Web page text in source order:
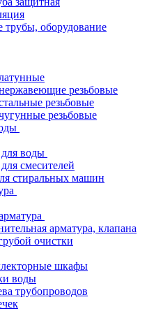
оборудование
резьбовые
резьбовые
резьбовые
воды
смесителей
стиральных машин
арматура, клапана
очистки
шкафы
воды
трубопроводов